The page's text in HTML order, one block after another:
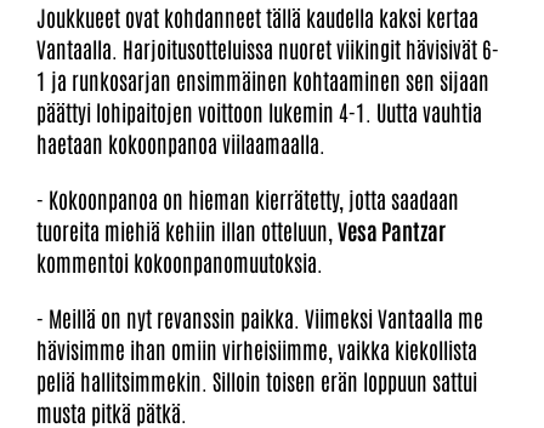
Joukkueet ovat kohdanneet tällä kaudella kaksi kertaa
Vantaalla. Harjoitusotteluissa nuoret viikingit hävisivät 6-
1 ja runkosarjan ensimmäinen kohtaaminen sen sijaan
päättyi lohipaitojen voittoon lukemin 4-1. Uutta vauhtia
haetaan kokoonpanoa viilaamaalla.
- Kokoonpanoa on hieman kierrätetty, jotta saadaan
tuoreita miehiä kehiin illan otteluun, Vesa Pantzar
kommentoi kokoonpanomuutoksia.
- Meillä on nyt revanssin paikka. Viimeksi Vantaalla me
hävisimme ihan omiin virheisiimme, vaikka kiekollista
peliä hallitsimmekin. Silloin toisen erän loppuun sattui
musta pitkä pätkä.